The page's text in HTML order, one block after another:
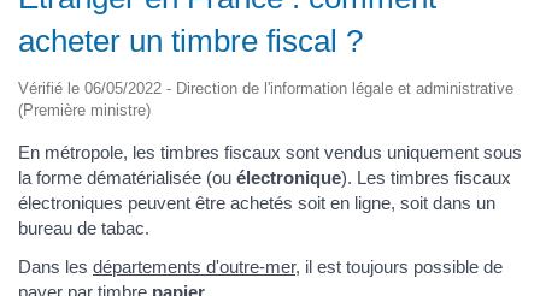
acheter un timbre fiscal ?
Vérifié le 06/05/2022 - Direction de l'information légale et administrative
(Première ministre)
En métropole, les timbres fiscaux sont vendus uniquement sous
la forme dématérialisée (ou électronique). Les timbres fiscaux
électroniques peuvent être achetés soit en ligne, soit dans un
bureau de tabac.
Dans les départements d'outre-mer, il est toujours possible de
payer par timbre papier.